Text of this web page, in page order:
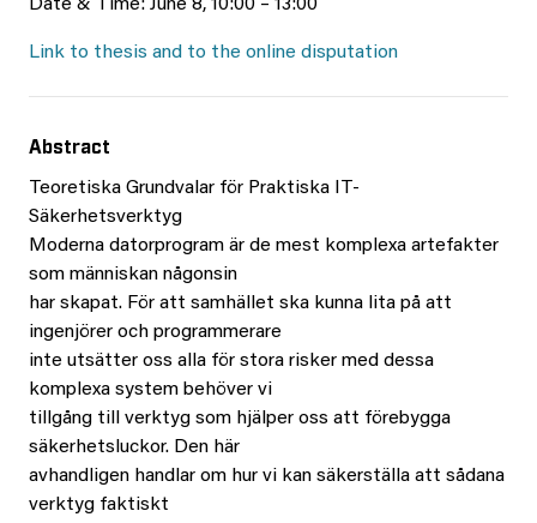
Date & Time: June 8, 10:00 – 13:00
Link to thesis and to the online disputation
Abstract
Teoretiska Grundvalar för Praktiska IT-
Säkerhetsverktyg
Moderna datorprogram är de mest komplexa artefakter
som människan någonsin
har skapat. För att samhället ska kunna lita på att
ingenjörer och programmerare
inte utsätter oss alla för stora risker med dessa
komplexa system behöver vi
tillgång till verktyg som hjälper oss att förebygga
säkerhetsluckor. Den här
avhandligen handlar om hur vi kan säkerställa att sådana
verktyg faktiskt